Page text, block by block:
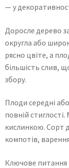
— у
Доросле дерево
округла або
рясно цвіте, а
більшість слив,
збору.
Плоди середні
повній
кислинкою. Сорт
компотів,
Ключове